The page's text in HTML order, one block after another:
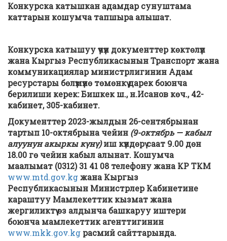
Конкурска катышкан адамдар сунуштама
каттарын кошумча тапшыра алышат.
Конкурска катышуу үчүн документтер көктөлүп
жана Кыргыз Республикасынын Транспорт жана
коммуникациялар министрлигинин Адам
ресурстары бөлүмүнө төмөнкү дарек боюнча
берилиши керек: Бишкек ш., н.Исанов көч., 42-
кабинет, 305-кабинет.
Документтер2023-жылдын 26-сентябрынан
тартып 10-октябрына чейин (9-октябрь — кабыл
алуунун акыркы күнү)иш күндөрү саат 9.00 дөн
18.00 гө чейин кабыл алынат. Кошумча
маалымат (0312) 31 41 08 телефону жана КР ТКМ
www.mtd.gov.kgжанаКыргыз
Республикасынын Министрлер Кабинетине
караштуу Мамлекеттик кызмат жана
жергиликтүү өз алдынча башкаруу иштери
боюнча мамлекеттикагенттигинин
www.mkk.gov.kg расмий сайттарында.